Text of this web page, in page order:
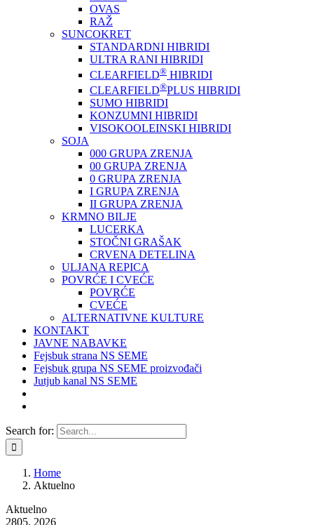
OVAS
RAŽ
SUNCOKRET
STANDARDNI HIBRIDI
ULTRA RANI HIBRIDI
CLEARFIELD® HIBRIDI
CLEARFIELD®PLUS HIBRIDI
SUMO HIBRIDI
KONZUMNI HIBRIDI
VISOKOOLEINSKI HIBRIDI
SOJA
000 GRUPA ZRENJA
00 GRUPA ZRENJA
0 GRUPA ZRENJA
I GRUPA ZRENJA
II GRUPA ZRENJA
KRMNO BILJE
LUCERKA
STOČNI GRAŠAK
CRVENA DETELINA
ULJANA REPICA
POVRĆE I CVEĆE
POVRĆE
CVEĆE
ALTERNATIVNE KULTURE
KONTAKT
JAVNE NABAVKE
Fejsbuk strana NS SEME
Fejsbuk grupa NS SEME proizvođači
Jutjub kanal NS SEME
Search for:
Home
Aktuelno
Aktuelno
2805, 2026